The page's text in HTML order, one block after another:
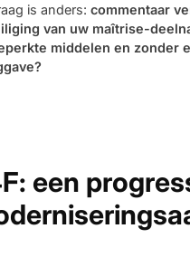
is anders: commentaar
van uw maîtrise-
middelen en zonder
een